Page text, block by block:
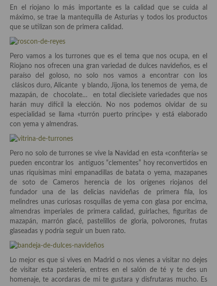
Adobos
Aperitivos
Bebidas
Bocadillos, hamburguesas, sándwich, emparedados, tostas y
demás
Entrantes y primeros platos
Ensaladas
Gazpachos, salmorejos, sopas y cremas frías
Quínoa
Pasta
Arroces Y fideuás
Legumbres y cereales
Cuscús
Huevos
En el riojano lo más importante es la calidad que se cuida al
máximo, se trae la mantequilla de Asturias y todos los productos
que se utilizan son de primera calidad.
Pero vamos a los turrones que es el tema que nos ocupa, en el
Riojano nos ofrecen una gran variedad de dulces navideños, es el
paraíso del goloso, no solo nos vamos a encontrar con los
clásicos duro, Alicante y blando, Jijona, los tenemos de yema, de
mazapán, de chocolate… en total diecisiete variedades que nos
harán muy difícil la elección. No nos podemos olvidar de su
especialidad se llama «turrón puerto príncipe» y está elaborado
con yema y almendras.
Pero no solo de turrones se vive la Navidad en esta «confitería» se
pueden encontrar los antiguos “clementes” hoy reconvertidos en
unas riquísimas mini empanadillas de batata o yema, mazapanes
de soto de Cameros herencia de los orígenes riojanos del
fundador una de las delicias navideñas de primera fila, los
melindres unas curiosas rosquillas de yema con glasa por encima,
almendras imperiales de primera calidad, guirlaches, figuritas de
mazapán, marrón glacé, pastelillos de gloria, polvorones, frutas
glaseadas y podría seguir un buen rato.
Lo mejor es que si vives en Madrid o nos vienes a visitar no dejes
de visitar esta pastelería, entres en el salón de té y te des un
homenaje, te acordaras de mi te gustara y disfrutaras mucho. Es